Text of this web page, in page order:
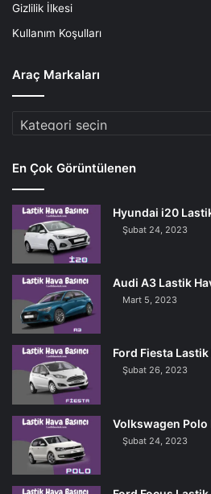
Gizlilik İlkesi
Kullanım Koşulları
Araç Markaları
Araç
En Çok Görüntülenen
Hyundai i20
Şubat 24, 2023
Audi A3 Lastik
Mart 5, 2023
Ford Fiesta Lastik
Şubat 26, 2023
Volkswagen Polo
Şubat 24, 2023